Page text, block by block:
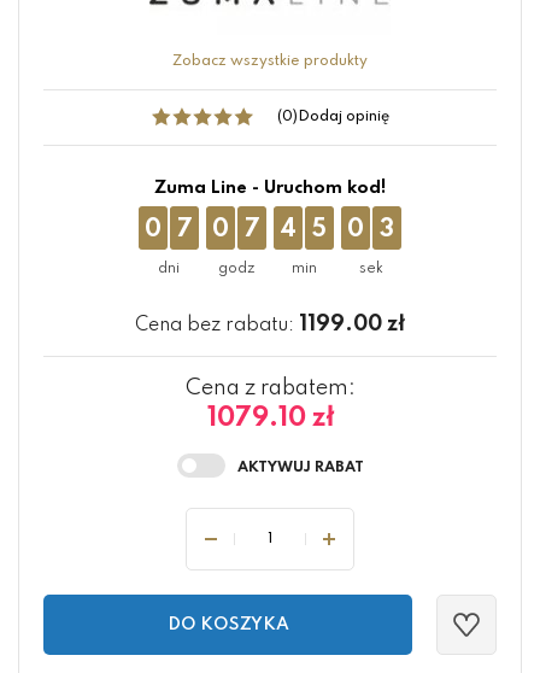
Zobacz wszystkie produkty
(0) Dodaj opinię
Zuma Line - Uruchom kod!
0 7 0 7 4 5 0 3
Cena bez rabatu: 1199.00 zł
Cena z rabatem:
1079.10 zł
DO KOSZYKA